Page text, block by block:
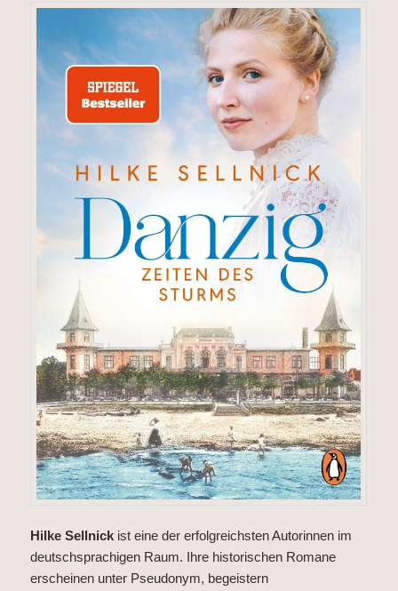
Hilke Sellnick ist eine der erfolgreichsten Autorinnen im
deutschsprachigen Raum. Ihre historischen Romane
erscheinen unter Pseudonym, begeistern